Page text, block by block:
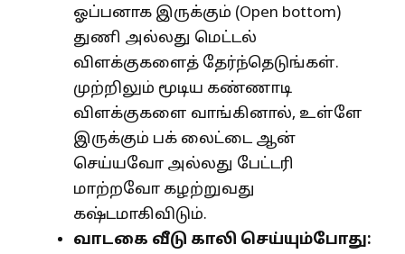
ஓப்பனாக இருக்கும் (Open bottom)
துணி அல்லது மெட்டல்
விளக்குகளைத் தேர்ந்தெடுங்கள்.
முற்றிலும் மூடிய கண்ணாடி
விளக்குகளை வாங்கினால், உள்ளே
இருக்கும் பக் லைட்டை ஆன்
செய்யவோ அல்லது பேட்டரி
மாற்றவோ கழற்றுவது
கஷ்டமாகிவிடும்.
வாடகை வீடு காலி செய்யும்போது: